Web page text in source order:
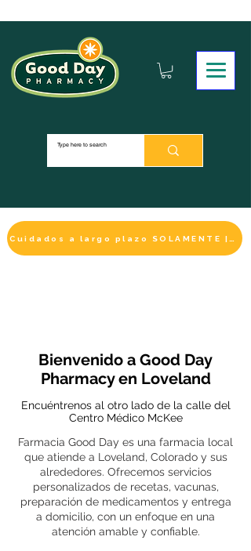
Bienvenido a Good Day
Pharmacy en Loveland
Encuéntrenos al otro lado de la calle del
Centro Médico McKee
Farmacia Good Day es una farmacia local
que atiende a Loveland, Colorado y sus
alrededores. Ofrecemos servicios
personalizados de recetas, vacunas,
preparación de medicamentos y entrega
a domicilio, con un enfoque en una
atención amable y confiable.